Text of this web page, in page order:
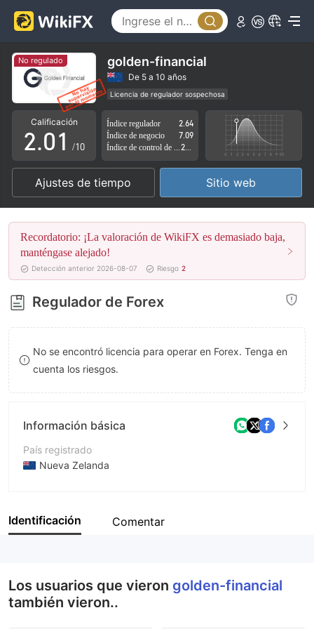
No regulado golden-financial
De 5 a 10 años
Licencia de regulador sospechosa
Zona de negocio sospechoso
Riesgo potencial alto
Calificación
0
1
2
3
4
5
6
7
8
9
.0
1
2
3
4
5
6
7
8
9
0
1
2
3
4
5
6
7
8
9
/10
Índice regulador
2.64
Índice de negocio
7.09
Ajustes de tiempo Sitio web
Recordatorio: ¡La valoración de WikiFX es demasiado baja,
manténgase alejado!
Detección anterior 2026-08-07 Riesgo 2
Regulador de Forex
No se encontró licencia para operar en Forex. Tenga en
cuenta los riesgos.
Información básica
País registrado
Nueva Zelanda
Empresa
Identificación Comentar
Los usuarios que vieron golden-financial
también vieron..